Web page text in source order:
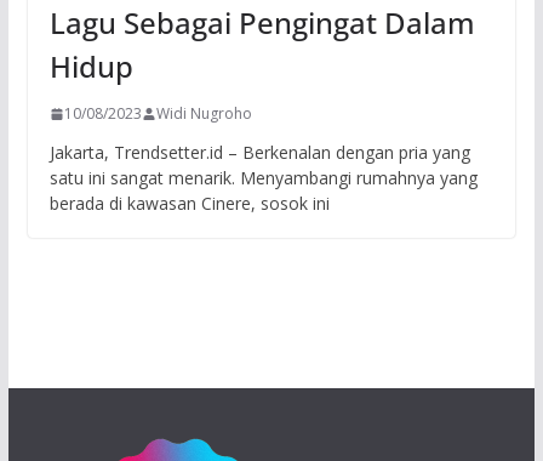
Lagu Sebagai Pengingat Dalam
Hidup
10/08/2023 Widi Nugroho
Jakarta, Trendsetter.id – Berkenalan dengan pria yang
satu ini sangat menarik. Menyambangi rumahnya yang
berada di kawasan Cinere, sosok ini